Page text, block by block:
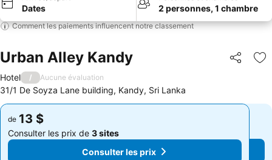
Dates 2 personnes, 1 chambre
Comment les paiements influencent notre classement
Urban Alley Kandy Partager
Hotel / Aucune évaluation
31/1 De Soyza Lane building, Kandy, Sri Lanka
de 13 $
Consulter les prix de 3 sites
Consulter les prix
de 13 $
Consulter les prix de 3 sites
Consulter les prix